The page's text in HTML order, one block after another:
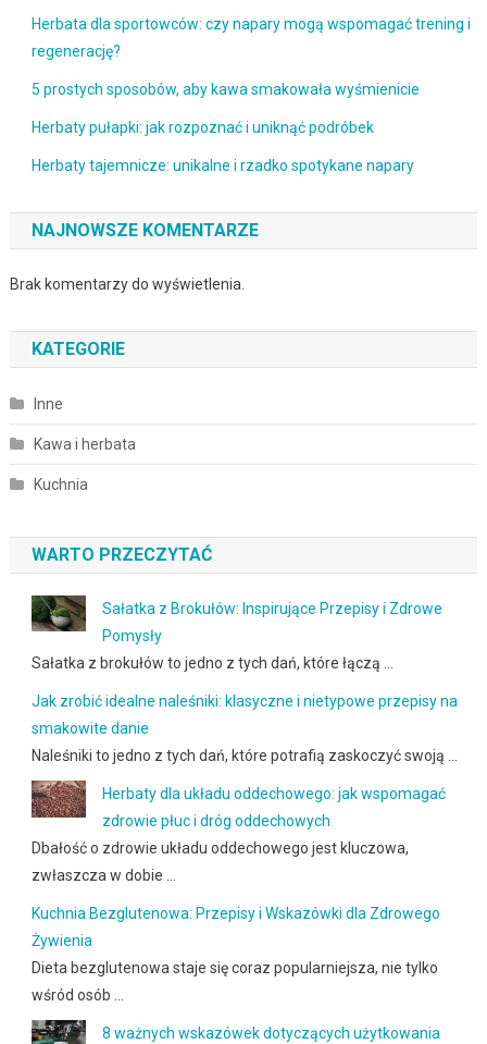
Herbata dla sportowców: czy napary mogą wspomagać trening i
regenerację?
5 prostych sposobów, aby kawa smakowała wyśmienicie
Herbaty pułapki: jak rozpoznać i uniknąć podróbek
Herbaty tajemnicze: unikalne i rzadko spotykane napary
NAJNOWSZE KOMENTARZE
Brak komentarzy do wyświetlenia.
KATEGORIE
Inne
Kawa i herbata
Kuchnia
WARTO PRZECZYTAĆ
Sałatka z Brokułów: Inspirujące Przepisy i Zdrowe
Pomysły
Sałatka z brokułów to jedno z tych dań, które łączą …
Jak zrobić idealne naleśniki: klasyczne i nietypowe przepisy na
smakowite danie
Naleśniki to jedno z tych dań, które potrafią zaskoczyć swoją …
Herbaty dla układu oddechowego: jak wspomagać
zdrowie płuc i dróg oddechowych
Dbałość o zdrowie układu oddechowego jest kluczowa,
zwłaszcza w dobie …
Kuchnia Bezglutenowa: Przepisy i Wskazówki dla Zdrowego
Żywienia
Dieta bezglutenowa staje się coraz popularniejsza, nie tylko
wśród osób …
8 ważnych wskazówek dotyczących użytkowania